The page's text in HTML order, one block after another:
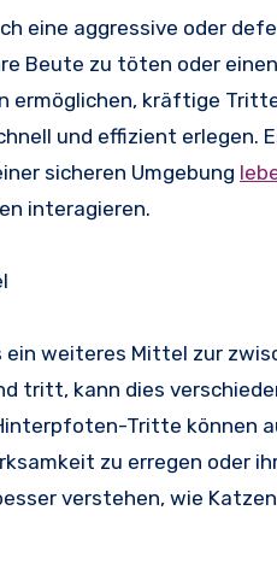
eine aggressive oder
Beute zu töten oder
ermöglichen, kräftige
und effizient erlegen.
sicheren Umgebung
interagieren.
weiteres Mittel zur
tritt, kann dies
Tritte können
zu erregen oder
verstehen, wie